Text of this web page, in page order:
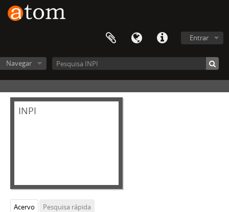
Entrar
Navegar
INPI
Acervo
Pesquisa rápida